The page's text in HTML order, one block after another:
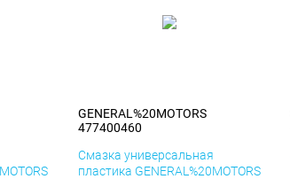
GENERAL%20MOTORS
477400460
Смазка универсальная
пластика GENERAL%20MOTORS